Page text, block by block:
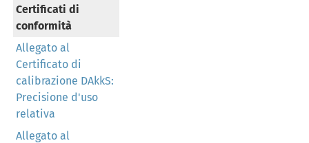
Certificati di
conformità
Allegato al
Certificato di
calibrazione DAkkS:
Precisione d'uso
relativa
Allegato al